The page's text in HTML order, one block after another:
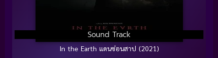
Sound Track
In the Earth แดนซ่อนสาป (2021)